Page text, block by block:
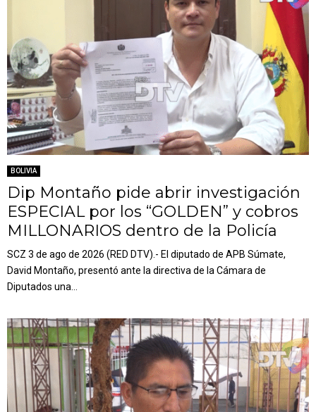
BOLIVIA
Dip Montaño pide abrir investigación
ESPECIAL por los “GOLDEN” y cobros
MILLONARIOS dentro de la Policía
SCZ 3 de ago de 2026 (RED DTV).- El diputado de APB Súmate,
David Montaño, presentó ante la directiva de la Cámara de
Diputados una...